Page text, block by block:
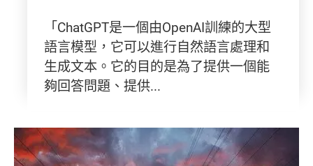
「ChatGPT是一個由OpenAI訓練的大型
語言模型，它可以進行自然語言處理和
生成文本。它的目的是為了提供一個能
夠回答問題、提供...